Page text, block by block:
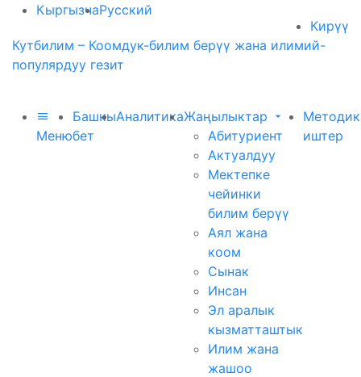
КыргызчаРусский
Кирүү
Кутбилим – Коомдук-билим берүү жана илимий-
популярдуу гезит
Меню
Башкы
бет
АналитикаЖаңылыктар
Абитуриент
Актуалдуу
Мектепке
чейинки
билим берүү
Аял жана
коом
Сынак
Инсан
Эл аралык
кызматташтык
Илим жана
жашоо
иштер